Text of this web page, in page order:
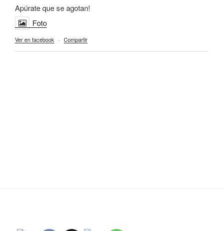
Apúrate que se agotan!
Foto
Ver en facebook · Compartir